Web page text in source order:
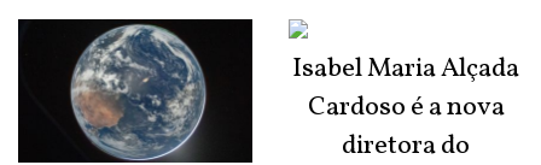
Isabel Maria Alçada
Cardoso é a nova
diretora do